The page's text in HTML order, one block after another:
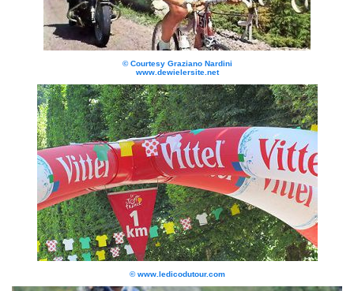
© Courtesy Graziano Nardini
www.dewielersite.net
© www.ledicodutour.com